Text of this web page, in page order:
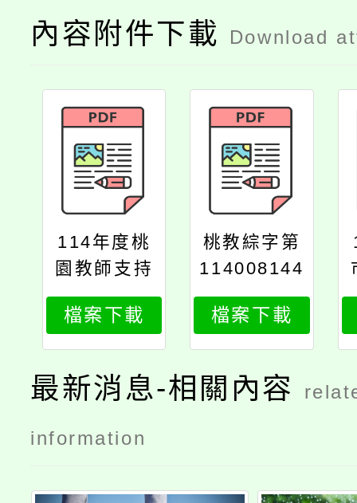
內容附件下載 Download
114年度桃
園教師支持
方案實體工
作坊一覽表
（912月）
檔案下載
桃教綜字第
114008144
9號
檔案下載
最新消息-相關內容
information